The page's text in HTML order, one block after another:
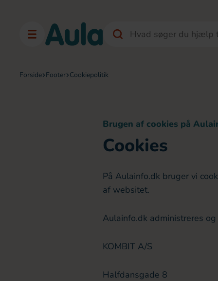
forside footer cookiepolitik
Brugen af cookies på
Cookies
På Aulainfo.dk bruger vi
af websitet.
Aulainfo.dk administreres
KOMBIT A/S
Halfdansgade 8